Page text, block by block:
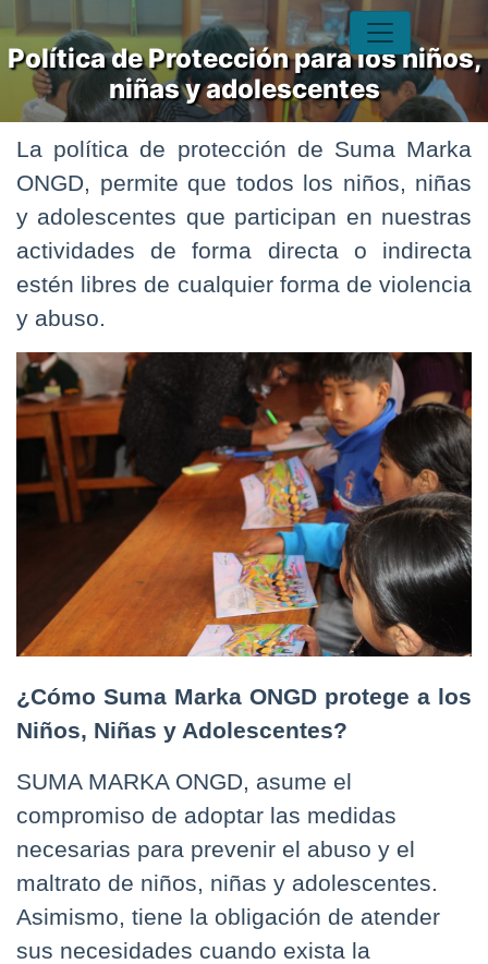
Política de Protección para los niños,
niñas y adolescentes
La política de protección de Suma Marka
ONGD, permite que todos los niños, niñas
y adolescentes que participan en nuestras
actividades de forma directa o indirecta
estén libres de cualquier forma de violencia
y abuso.
¿Cómo Suma Marka ONGD protege a los
Niños, Niñas y Adolescentes?
SUMA MARKA ONGD, asume el
compromiso de adoptar las medidas
necesarias para prevenir el abuso y el
maltrato de niños, niñas y adolescentes.
Asimismo, tiene la obligación de atender
sus necesidades cuando exista la